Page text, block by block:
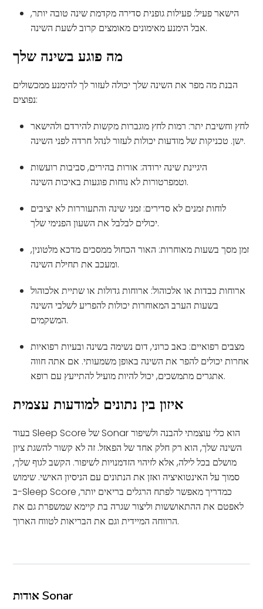
הישאר פעיל: פעילות גופנית סדירה מקדמת שינה טובה יותר,
אבל הימנע מאימונים מאומצים קרוב לשעת השינה.
מה פוגע בשינה שלך
הבנת מה מפר את השינה שלך יכולה לעזור לך להימנע ממכשולים
נפוצים:
לחץ וחשיבת יתר: רמות לחץ מוגברות מקשות להירדם ולהישאר
ישן. טכניקות של מודעות יכולות לעזור לנהל חרדה לפני השינה.
היגיינת שינה ירודה: אורות בהירים, סביבות רועשות
וטמפרטורות לא נוחות פוגעות באיכות השינה.
לוחות זמנים לא סדירים: זמני שינה והתעוררות לא יציבים
יכולים לבלבל את השעון הפנימי שלך.
זמן מסך בשעות מאוחרות: האור הכחול ממסכים מדכא מלטונין,
ומעכב את תחילת השינה.
ארוחות כבדות או אלכוהול: ארוחות גדולות או שתיית אלכוהול
בשעות הערב המאוחרות יכולות להפריע לשלבי השינה
המשקמים.
מצבים רפואיים: כאב כרוני, דום נשימה בשינה ובעיות רפואיות
אחרות יכולים להפר את השינה באופן משמעותי. אם אתה חווה
אתגרים מתמשכים, יכול להיות מועיל להתייעץ עם רופא.
איזון בין נתונים למודעות עצמית
בעוד Sleep Score של Sonar הוא כלי עוצמתי להבנה ולשיפור
השינה שלך, הוא רק חלק אחד של הפאזל. זה לא קשור להשגת ציון
מושלם בכל לילה, אלא לזיהוי הזדמנויות לשיפור. הקשב לגוף שלך,
סמוך על האינטואיציה ואזן את הנתונים עם הניסיון האישי. שימוש
ב-Sleep Score כמדריך מאפשר לפתח הרגלים בריאים יותר,
לאפטם את ההתאוששות וליצור שגרה בת קיימא שמשפרת גם את
הרווחה המיידית וגם את הבריאות לטווח הארוך.
אודות Sonar